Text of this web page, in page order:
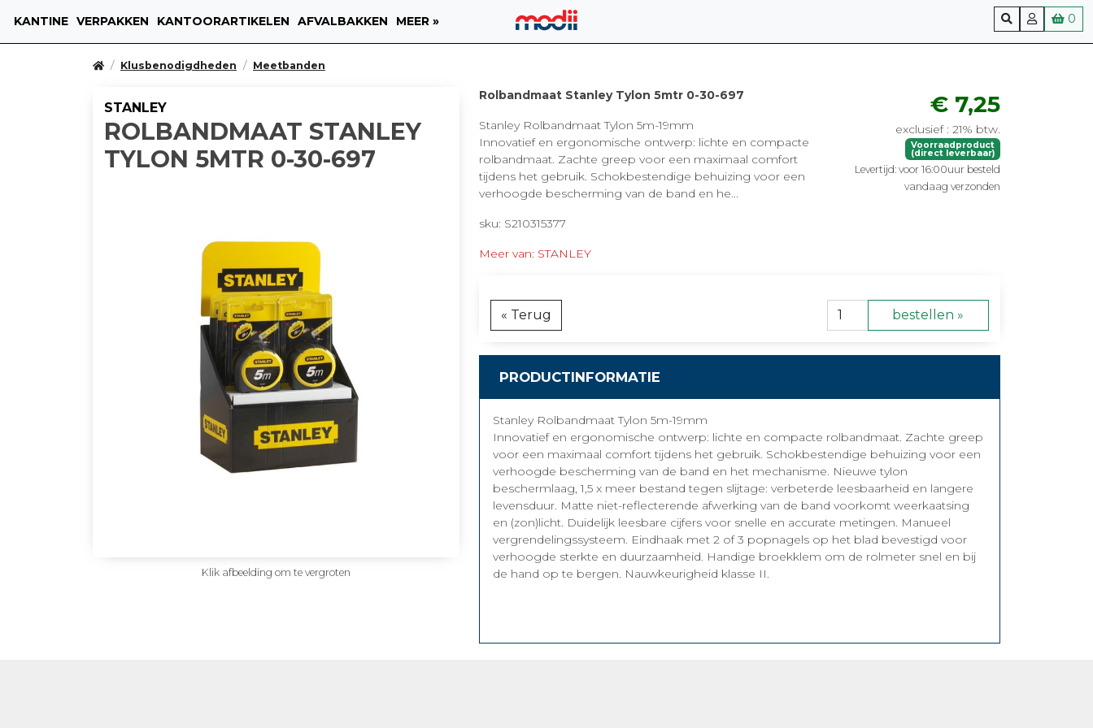
KANTINE VERPAKKEN KANTOORARTIKELEN AFVALBAKKEN MEER » 0
Klusbenodigdheden Meetbanden
STANLEY
ROLBANDMAAT STANLEY
TYLON 5MTR 0-30-697
Klik afbeelding om te vergroten
Rolbandmaat Stanley Tylon 5mtr 0-30-697
Stanley Rolbandmaat Tylon 5m-19mm
Innovatief en ergonomische ontwerp: lichte en compacte
rolbandmaat. Zachte greep voor een maximaal comfort
tijdens het gebruik. Schokbestendige behuizing voor een
verhoogde bescherming van de band en he...
sku: S210315377
Meer van: STANLEY
€ 7,25
exclusief : 21% btw.
Voorraadproduct
(direct leverbaar)
Levertijd: voor 16:00uur besteld
vandaag verzonden
« Terug bestellen »
PRODUCTINFORMATIE
Stanley Rolbandmaat Tylon 5m-19mm
Innovatief en ergonomische ontwerp: lichte en compacte rolbandmaat. Zachte greep
voor een maximaal comfort tijdens het gebruik. Schokbestendige behuizing voor een
verhoogde bescherming van de band en het mechanisme. Nieuwe tylon
beschermlaag, 1,5 x meer bestand tegen slijtage: verbeterde leesbaarheid en langere
levensduur. Matte niet-reflecterende afwerking van de band voorkomt weerkaatsing
en (zon)licht. Duidelijk leesbare cijfers voor snelle en accurate metingen. Manueel
vergrendelingssysteem. Eindhaak met 2 of 3 popnagels op het blad bevestigd voor
verhoogde sterkte en duurzaamheid. Handige broekklem om de rolmeter snel en bij
de hand op te bergen. Nauwkeurigheid klasse II.